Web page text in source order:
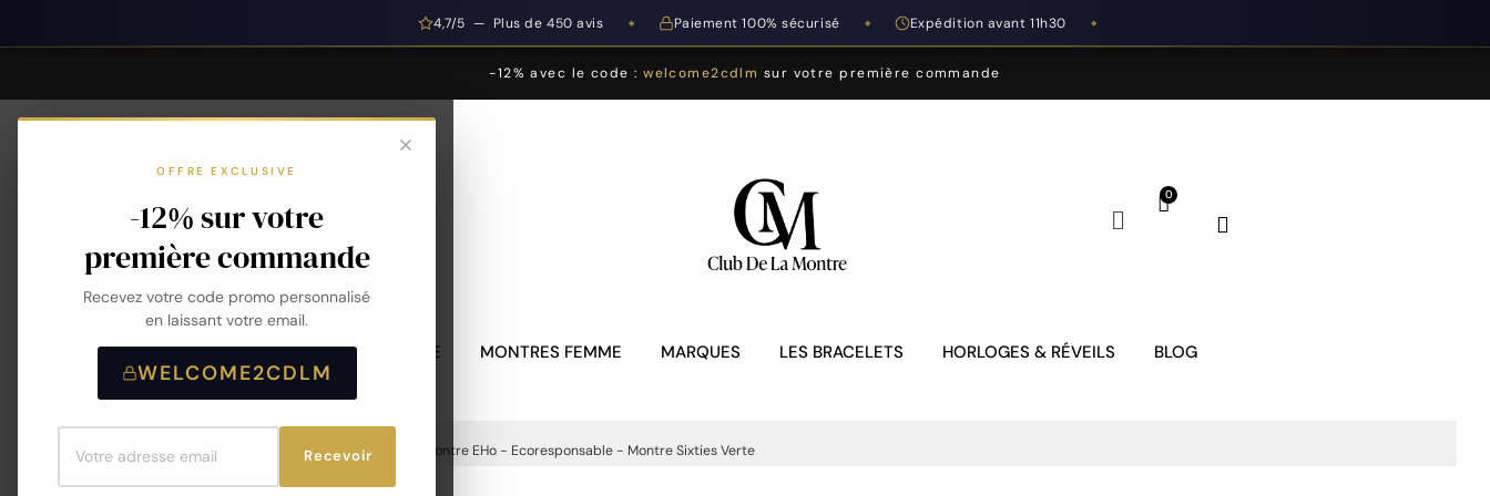
4,7/5 — Plus de 450 avis ◆ Paiement 100% sécurisé ◆ Expédition avant 11h30 ◆
-12% avec le code :welcome2cdlm sur votre première commande
OFFRE EXCLUSIVE
-12% sur votre
première commande
Recevez votre code promo personnalisé
en laissant votre email.
WELCOME2CDLM
Recevoir
MONTRES HOMME MONTRES FEMME MARQUES LES BRACELETS HORLOGES & RÉVEILS BLOG
Accueil Montres Marques EHo Montre EHo - Ecoresponsable - Montre Sixties Verte